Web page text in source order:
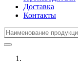
Доставка
Контакты